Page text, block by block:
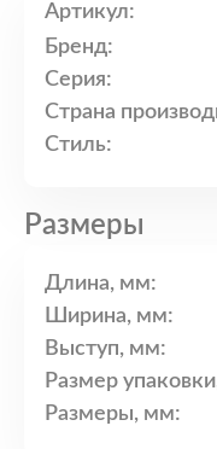
Артикул:
Бренд:
Серия:
Страна
Стиль:
Размеры
Длина, мм:
Ширина, мм:
Выступ, мм:
Размер
Размеры, мм: